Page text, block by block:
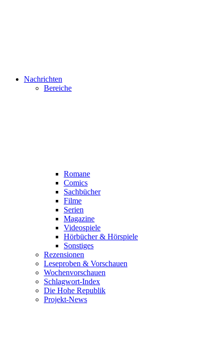
Nachrichten
Bereiche
Romane
Comics
Sachbücher
Filme
Serien
Magazine
Videospiele
Hörbücher & Hörspiele
Sonstiges
Rezensionen
Leseproben & Vorschauen
Wochenvorschauen
Schlagwort-Index
Die Hohe Republik
Projekt-News